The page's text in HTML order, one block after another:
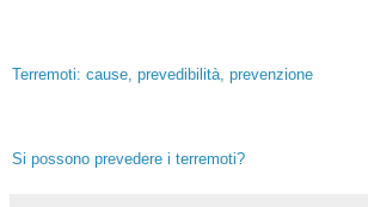
Terremoti: cause, prevedibilità, prevenzione
Si possono prevedere i terremoti?